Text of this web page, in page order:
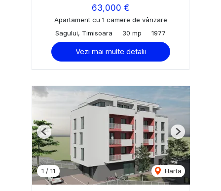
63,000 €
Apartament cu 1 camere de vânzare
Sagului, Timisoara
30 mp 1977
Vezi mai multe detalii
1 / 11 Harta
Previous Next